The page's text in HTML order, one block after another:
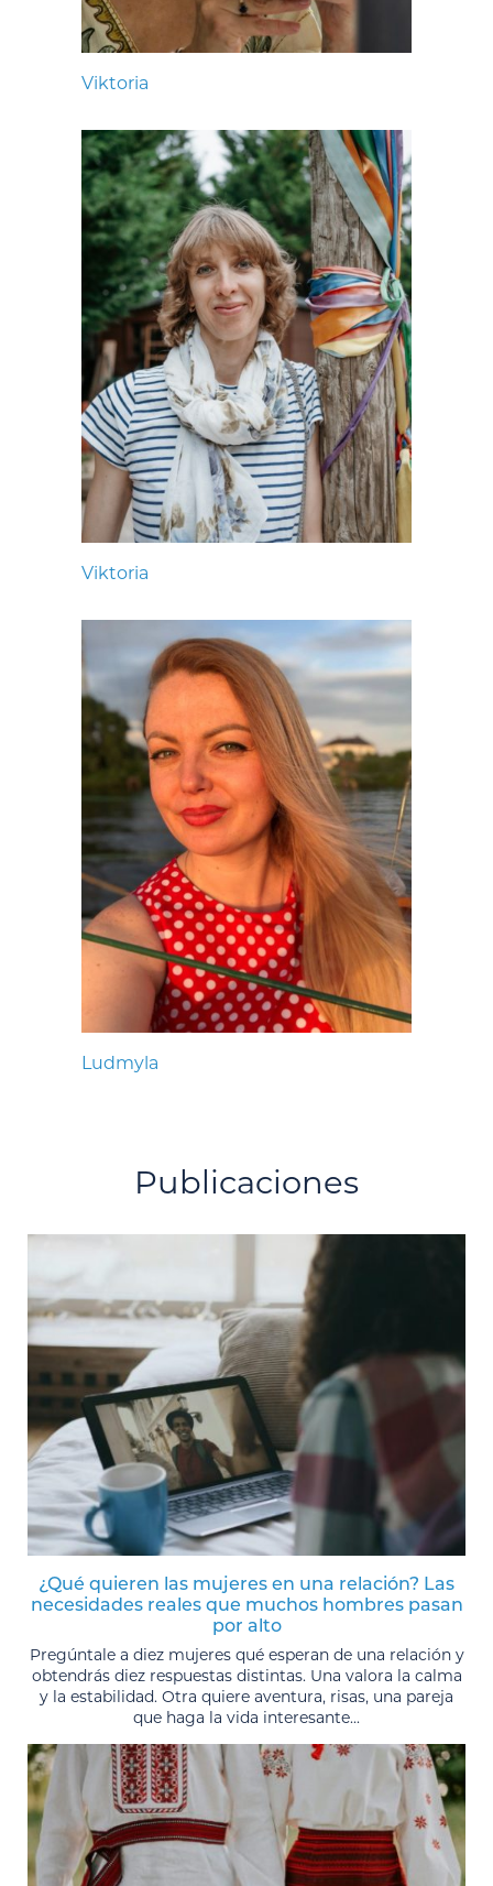
Viktoria
Viktoria
Ludmyla
Publicaciones
¿Qué quieren las mujeres en una relación? Las
necesidades reales que muchos hombres pasan
por alto
Pregúntale a diez mujeres qué esperan de una relación y
obtendrás diez respuestas distintas. Una valora la calma
y la estabilidad. Otra quiere aventura, risas, una pareja
que haga la vida interesante...